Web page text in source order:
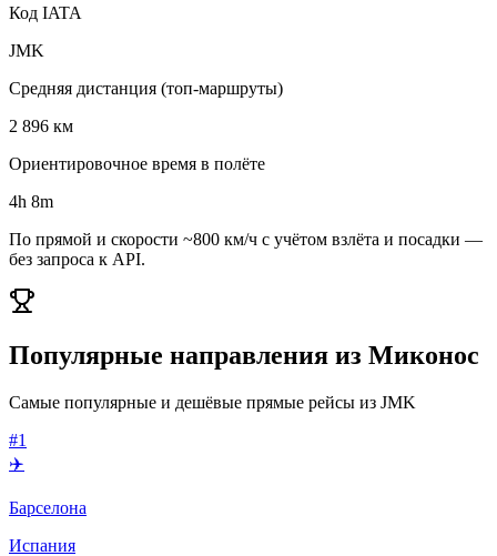
Код IATA
JMK
Средняя дистанция (топ-маршруты)
2 896 км
Ориентировочное время в полёте
4h 8m
По прямой и скорости ~800 км/ч с учётом взлёта и посадки —
без запроса к API.
Популярные направления из Миконос
Самые популярные и дешёвые прямые рейсы из JMK
#1
✈️
Барселона
Испания